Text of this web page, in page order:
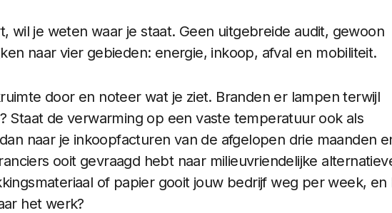
wil je weten waar je staat. Geen uitgebreide audit, gewoon
naar vier gebieden: energie, inkoop, afval en mobiliteit.
door en noteer wat je ziet. Branden er lampen terwijl
Staat de verwarming op een vaste temperatuur ook als
naar je inkoopfacturen van de afgelopen drie maanden
ooit gevraagd hebt naar milieuvriendelijke
of papier gooit jouw bedrijf weg per week, en
het werk?